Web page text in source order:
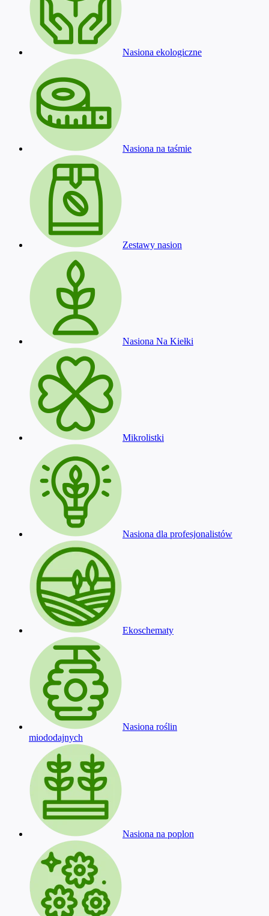
Nasiona ekologiczne
Nasiona na taśmie
Zestawy nasion
Nasiona Na Kiełki
Mikrolistki
Nasiona dla profesjonalistów
Ekoschematy
Nasiona roślin
miododajnych
Nasiona na poplon